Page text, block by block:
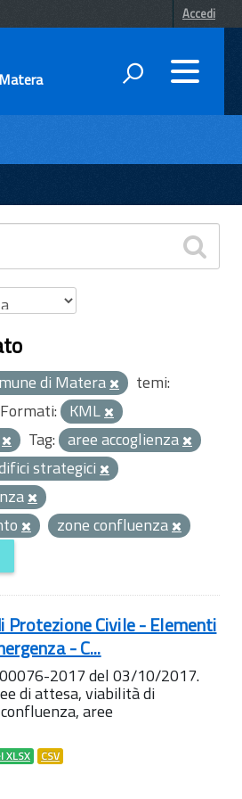
Accedi
di Matera
temi:
Formati: KML
Tag: aree accoglienza
strategici
zone confluenza
Protezione Civile - Elementi
- C...
2017 del 03/10/2017.
di attesa, viabilità di
aree
XLSX CSV